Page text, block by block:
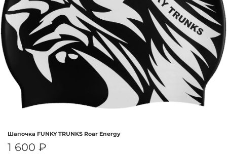
Шапочка FUNKY TRUNKS Roar Energy
1 600 ₽